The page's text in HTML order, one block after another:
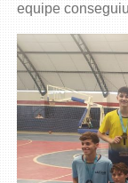
equipe